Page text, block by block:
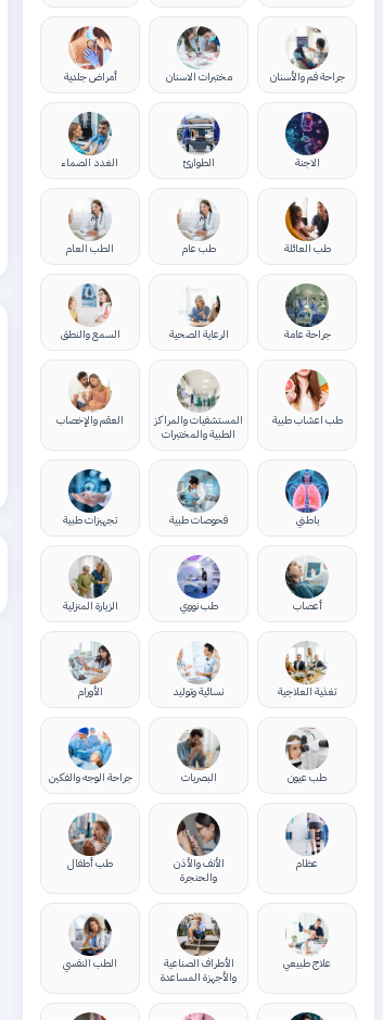
جراحة فم والأسنان مختبرات الاسنان أمراض جلدية
الاجنة الطوارئ الغدد الصماء
طب العائلة طب عام الطب العام
جراحة عامة الرعاية الصحية السمع والنطق
طب اعشاب طبية
المستشفيات والمراكز
الطبية والمختبرات
العقم والإخصاب
باطني فحوصات طبية تجهيزات طبية
أعصاب طب نووي الزيارة المنزلية
تغذية العلاجية نسائية وتوليد الأورام
طب عيون البصريات جراحة الوجه والفكين
عظام
الأنف والأذن
والحنجرة
طب أطفال
علاج طبيعي
الأطراف الصناعية
والأجهزة المساعدة
الطب النفسي